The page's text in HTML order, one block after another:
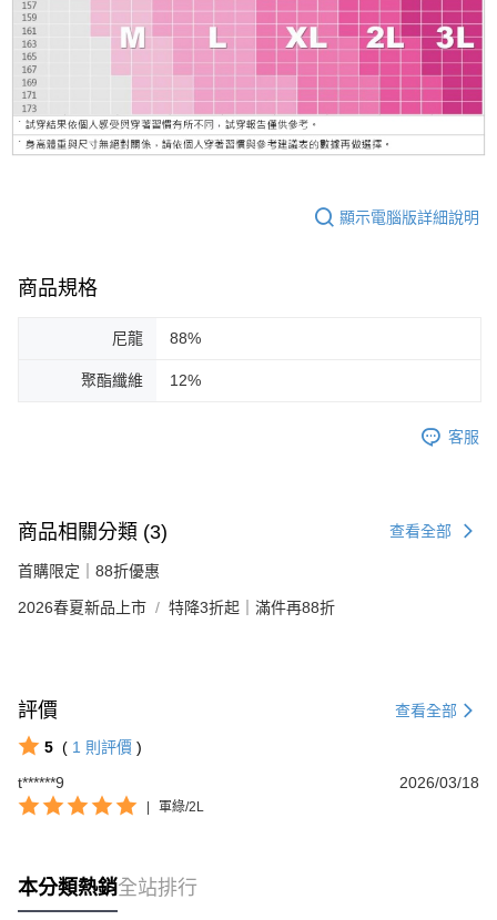
顯示電腦版詳細說明
商品規格
尼龍 88%
聚酯纖維 12%
客服
商品相關分類 (3) 查看全部
首購限定｜88折優惠
2026春夏新品上市 特降3折起｜滿件再88折
評價 查看全部
5 ( 1 則評價 )
t******9
2026/03/18
軍綠/2L
本分類熱銷全站排行